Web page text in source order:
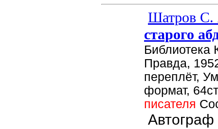
Шатров С.
старого
Библиотека
Правда,
переплёт,
формат,
писателя
Автограф